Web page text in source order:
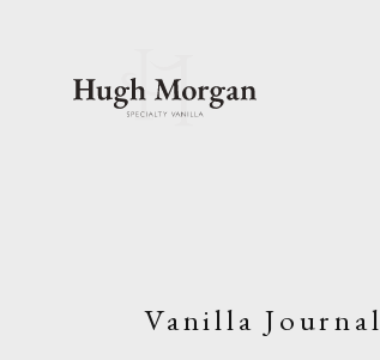
Vanilla Journal